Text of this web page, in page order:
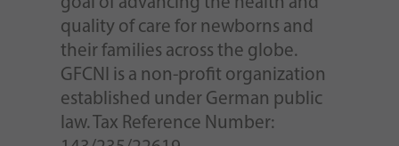
quality of care for newborns and
their families across the globe.
GFCNI is a non-profit organization
established under German public
law. Tax Reference Number: